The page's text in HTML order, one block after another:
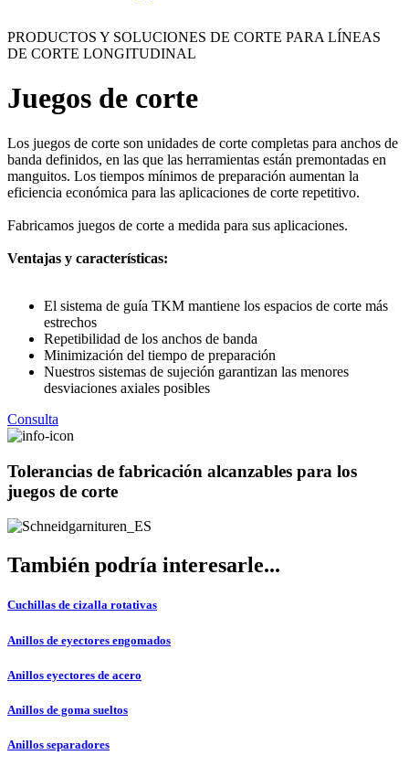
PRODUCTOS Y SOLUCIONES DE CORTE PARA LÍNEAS
DE CORTE LONGITUDINAL
Juegos de corte
Los juegos de corte son unidades de corte completas para anchos de
banda definidos, en las que las herramientas están premontadas en
manguitos. Los tiempos mínimos de preparación aumentan la
eficiencia económica para las aplicaciones de corte repetitivo.
Fabricamos juegos de corte a medida para sus aplicaciones.
Ventajas y características:
El sistema de guía TKM mantiene los espacios de corte más
estrechos
Repetibilidad de los anchos de banda
Minimización del tiempo de preparación
Nuestros sistemas de sujeción garantizan las menores
desviaciones axiales posibles
Consulta
Tolerancias de fabricación alcanzables para los
juegos de corte
También podría interesarle...
Cuchillas de cizalla rotativas
Anillos de eyectores engomados
Anillos eyectores de acero
Anillos de goma sueltos
Anillos separadores